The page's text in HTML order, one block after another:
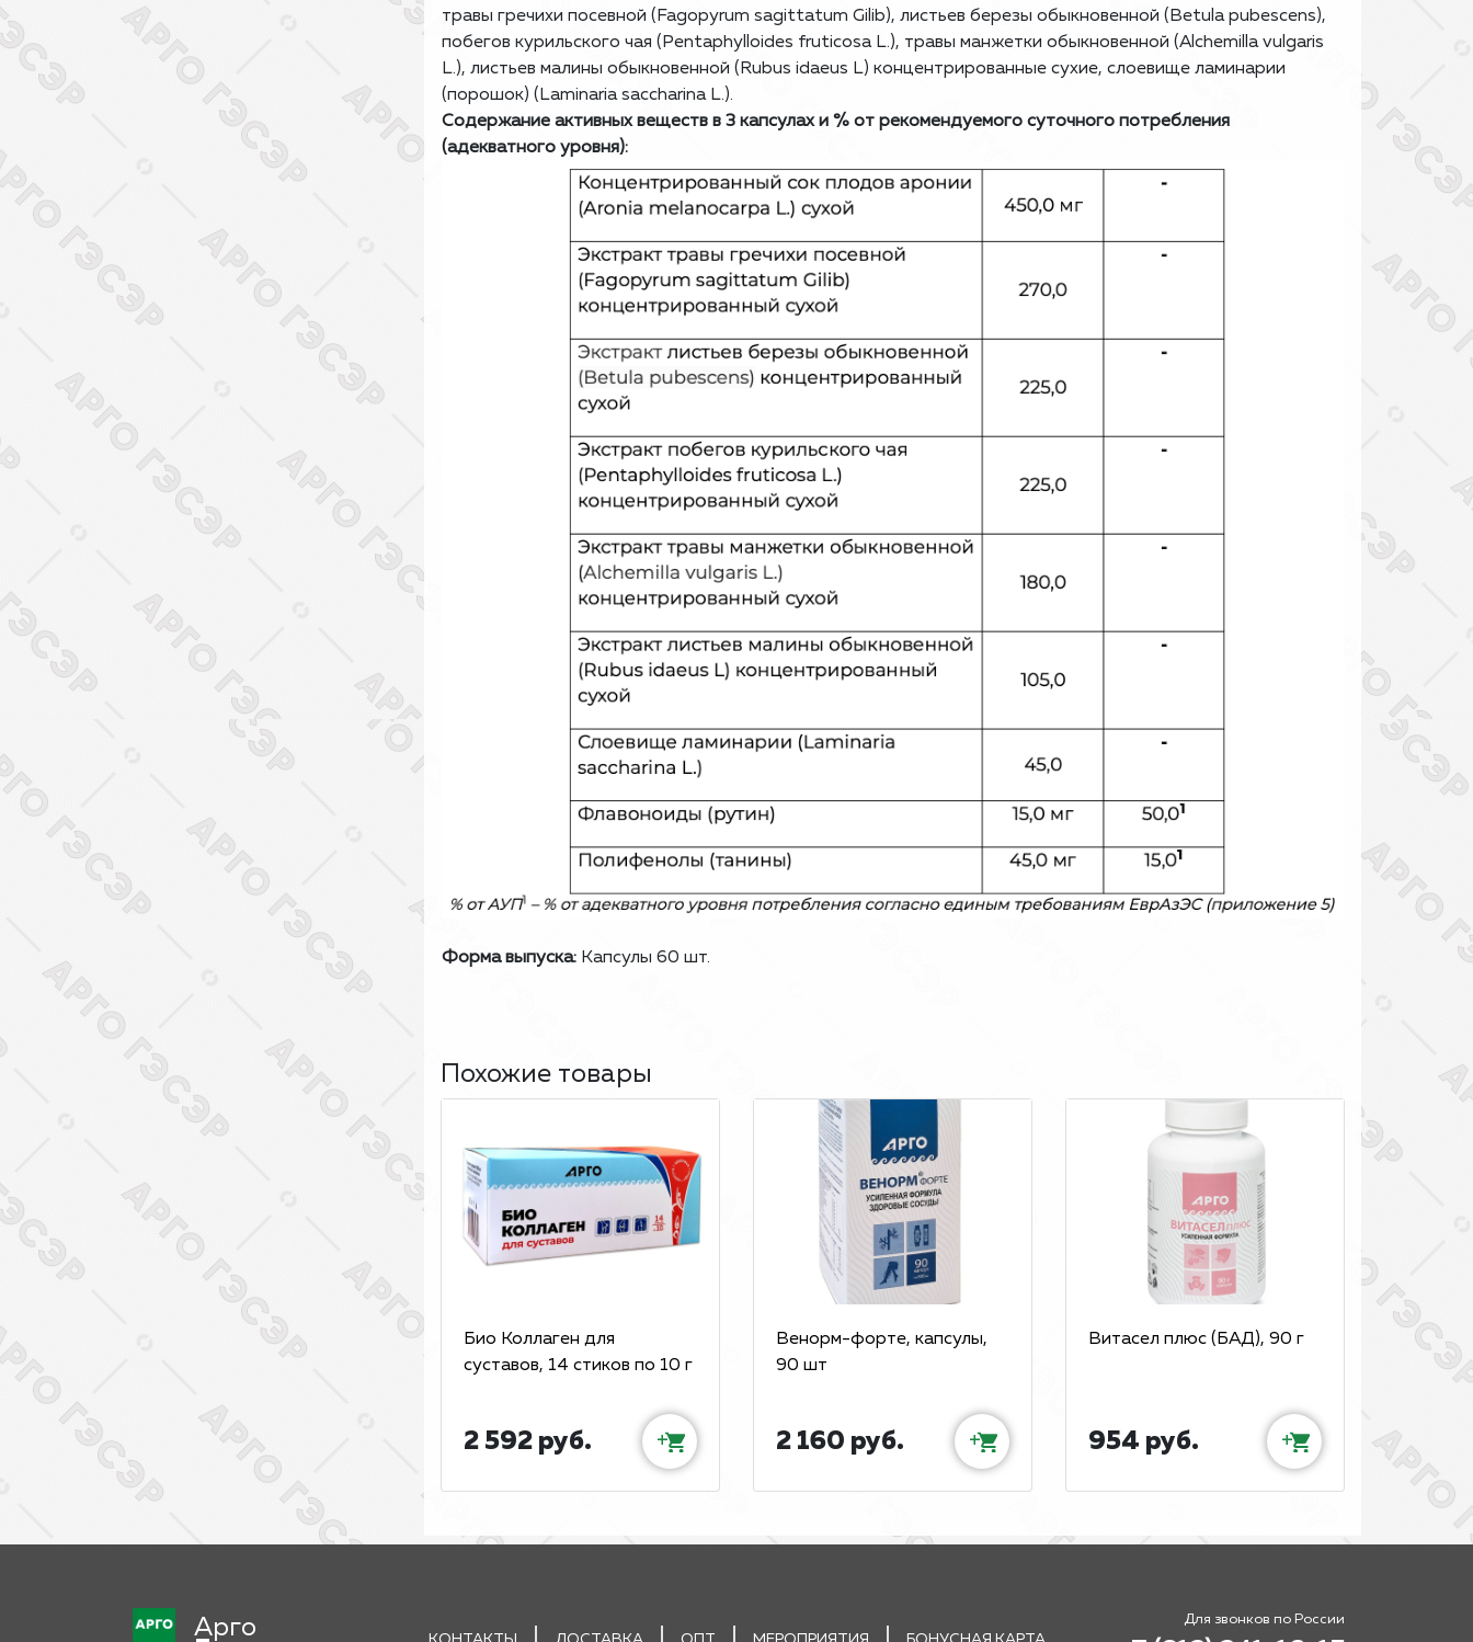
травы гречихи посевной (Fagopyrum sagittatum Gilib), листьев березы обыкновенной (Betula pubescens),
побегов курильского чая (Pentaphylloides fruticosa L.), травы манжетки обыкновенной (Alchemilla vulgaris
L.), листьев малины обыкновенной (Rubus idaeus L) концентрированные сухие, слоевище ламинарии
(порошок) (Laminaria saccharina L.).
Содержание активных веществ в 3 капсулах и % от рекомендуемого суточного потребления
(адекватного уровня):
Форма выпуска: Капсулы 60 шт.
Похожие товары
Био Коллаген для
суставов, 14 стиков по 10 г
2 592 руб. +
Венорм-форте, капсулы,
90 шт
2 160 руб. +
Витасел плюс (БАД), 90 г
954 руб. +
Арго
Для звонков по России